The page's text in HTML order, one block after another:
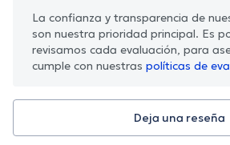
La confianza y transparencia de
son nuestra prioridad principal. Es
revisamos cada evaluación, para
cumple con nuestras políticas de
Deja una reseña